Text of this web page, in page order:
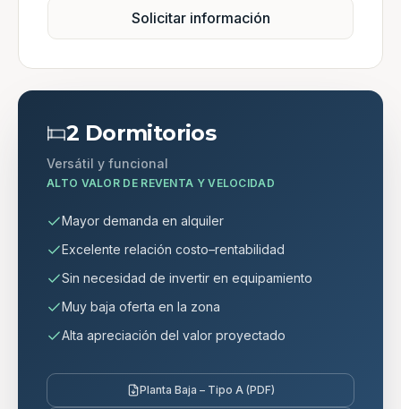
Solicitar información
2 Dormitorios
Versátil y funcional
ALTO VALOR DE REVENTA Y VELOCIDAD
Mayor demanda en alquiler
Excelente relación costo–rentabilidad
Sin necesidad de invertir en equipamiento
Muy baja oferta en la zona
Alta apreciación del valor proyectado
Planta Baja – Tipo A (PDF)